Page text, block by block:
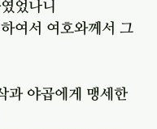
었나니
여서 여호와께서 그
과 야곱에게 맹세한